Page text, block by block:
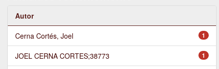
Autor
1
Cerna Cortés, Joel
1
JOEL CERNA CORTES;38773